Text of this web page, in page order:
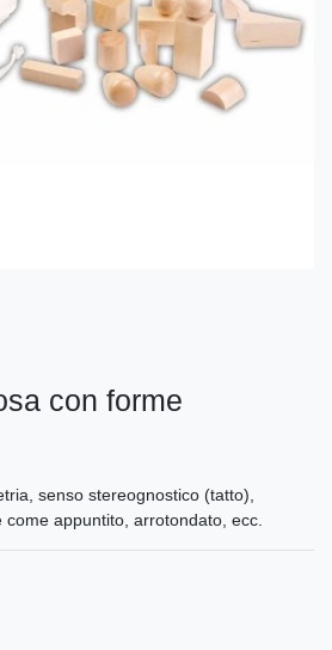
con forme
senso stereognostico (tatto),
appuntito, arrotondato, ecc.